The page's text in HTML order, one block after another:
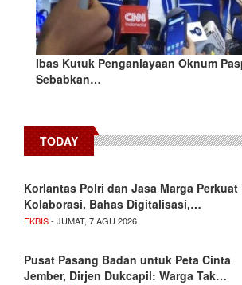
Ibas Kutuk Penganiayaan Oknum
Sebabkan…
TODAY
Korlantas Polri dan Jasa Marga Perkuat
Kolaborasi, Bahas Digitalisasi,…
EKBIS- JUMAT, 7 AGU 2026
Pusat Pasang Badan untuk Peta Cinta
Jember, Dirjen Dukcapil: Warga Tak…